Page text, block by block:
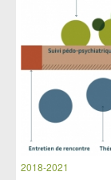
2018-2021